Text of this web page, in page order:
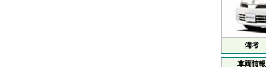
備考
車両情報